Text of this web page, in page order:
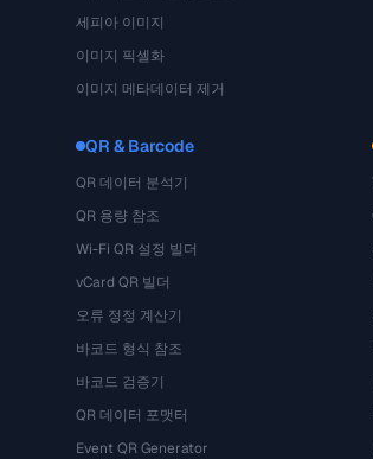
세피아 이미지
이미지 픽셀화
이미지 메타데이터 제거
QR & Barcode
QR 데이터 분석기
QR 용량 참조
Wi-Fi QR 설정 빌더
vCard QR 빌더
오류 정정 계산기
바코드 형식 참조
바코드 검증기
QR 데이터 포맷터
Event QR Generator